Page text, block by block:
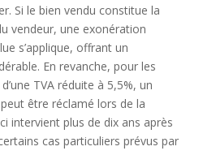
Si le bien vendu constitue la
vendeur, une exonération
s’applique, offrant un
En revanche, pour les
TVA réduite à 5,5%, un
être réclamé lors de la
intervient plus de dix ans après
cas particuliers prévus par